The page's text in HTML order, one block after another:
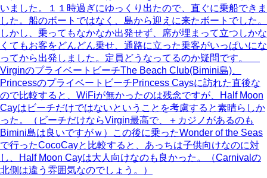
いました。１１時過ぎにゆっくり出たので、直ぐに乗船できま
した。船のボートではなく、島から迎えに来たボートでした。
しかし、乗ってもなかなか出発せず、席が埋まって立つしかな
くてもお客をどんどん乗せ、通路に立った乗客がいっぱいにな
ってから出発しました。定員どうなってるのか疑問です。
VirginのプライベートビーチThe Beach Club(Bimini島)、
PrincessのプライベートビーチPrincess Caysに訪れた直後な
ので比較すると、WiFiが無かったのは残念ですが、Half Moon
Cayはビーチだけではないということを考慮すると素晴らしか
った。（ビーチだけならVirgin最高で、＋カジノがあるのも
Bimini島は良いですがｗ）この後に乗ったWonder of the Seas
で行ったCocoCayと比較すると、あっちは子供向けなのに対
し、Half Moon Cayは大人向けなのも良かった。（Carnivalの
北側は違う雰囲気なのでしょう。）